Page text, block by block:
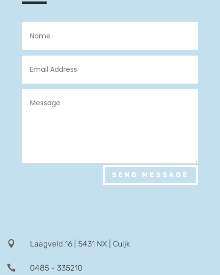
SEND MESSAGE
 Laagveld 16 | 5431 NX | Cuijk
 0485 - 335210